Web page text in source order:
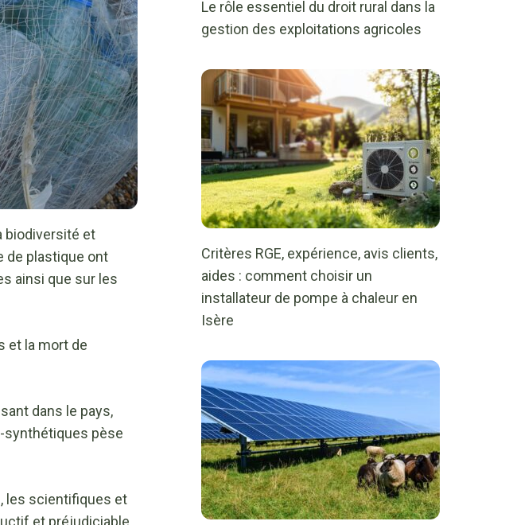
biodiversité et
de plastique ont
ainsi que sur les
et la mort de
dans le pays,
synthétiques pèse
les scientifiques et
Le rôle essentiel du droit rural dans la
gestion des exploitations agricoles
Critères RGE, expérience, avis clients,
aides : comment choisir un
installateur de pompe à chaleur en
Isère